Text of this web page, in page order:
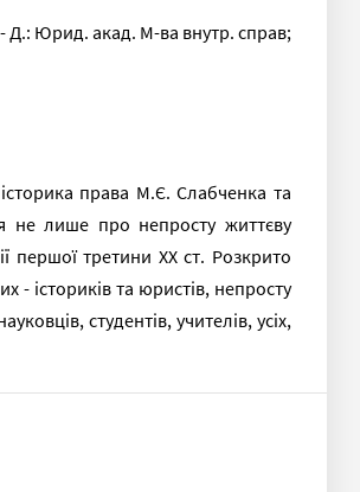
Д.: Юрид. акад. М-ва внутр. справ;
права М.Є. Слабченка та
не лише про непросту життєву
першої третини XX ст. Розкрито
- істориків та юристів, непросту
студентів, учителів, усіх,